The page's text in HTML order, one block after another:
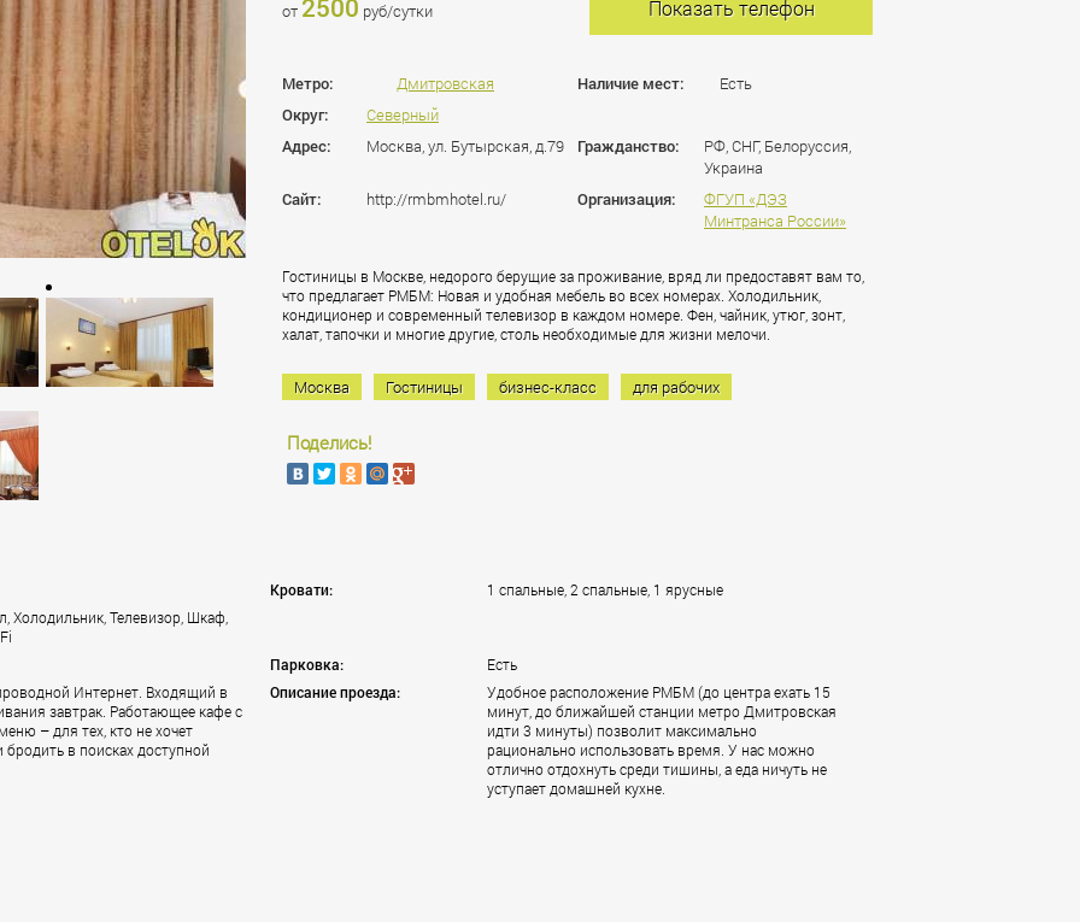
от 2500 руб/сутки Показать телефон
Метро:
Дмитровская
Округ:
Северный
Наличие мест: Есть
Адрес: Москва, ул. Бутырская, д.79 Гражданство:
РФ, СНГ, Белоруссия,
Украина
Сайт:
http://rmbmhotel.ru/ Организация:
ФГУП «ДЭЗ
Минтранса России»
Гостиницы в Москве, недорого берущие за проживание, вряд ли предоставят вам то,
что предлагает РМБМ: Новая и удобная мебель во всех номерах. Холодильник,
кондиционер и современный телевизор в каждом номере. Фен, чайник, утюг, зонт,
халат, тапочки и многие другие, столь необходимые для жизни мелочи.
Москва Гостиницы бизнес-класс для рабочих
Поделись!
Кровати:
1 спальные, 2 спальные, 1 ярусные
Холодильник, Телевизор, Шкаф,
Парковка:
Есть
Интернет. Входящий в
завтрак. Работающее кафе с
– для тех, кто не хочет
бродить в поисках доступной
Описание проезда:
Удобное расположение РМБМ (до центра ехать 15
минут, до ближайшей станции метро Дмитровская
идти 3 минуты) позволит максимально
рационально использовать время. У нас можно
отлично отдохнуть среди тишины, а еда ничуть не
уступает домашней кухне.